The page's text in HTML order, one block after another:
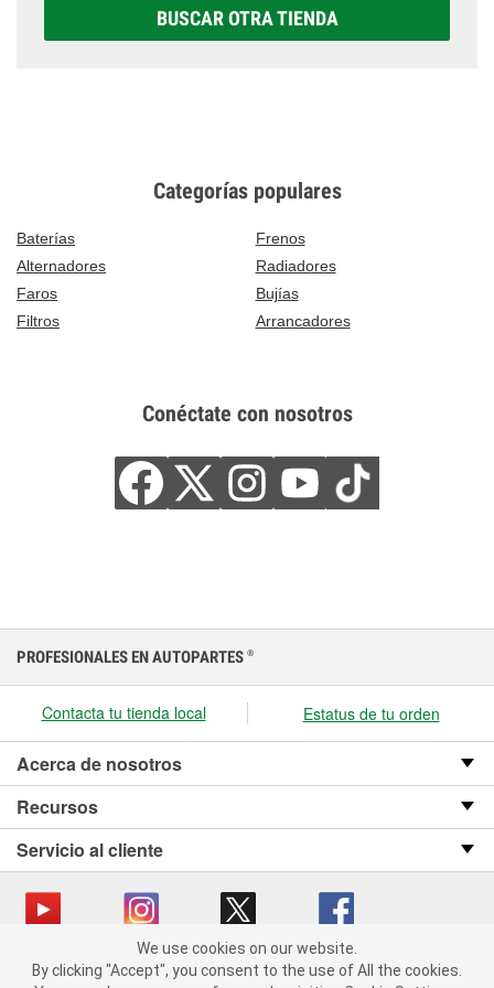
BUSCAR OTRA TIENDA
Categorías populares
Baterías
Frenos
Alternadores
Radiadores
Faros
Bujías
Filtros
Arrancadores
Conéctate con nosotros
We use cookies on our website. By clicking "Accept", you consent
to the use of All the cookies.
PROFESIONALES EN AUTOPARTES ®
Contacta tu tienda local Estatus de tu orden
Acerca de nosotros
Recursos
Servicio al cliente
Copyright © 2008-2026 O’Reilly Auto Parts v OST_3.2.0.0.729 (3) cv1361
We use cookies on our website.
By clicking "Accept", you consent to the use of All the cookies.